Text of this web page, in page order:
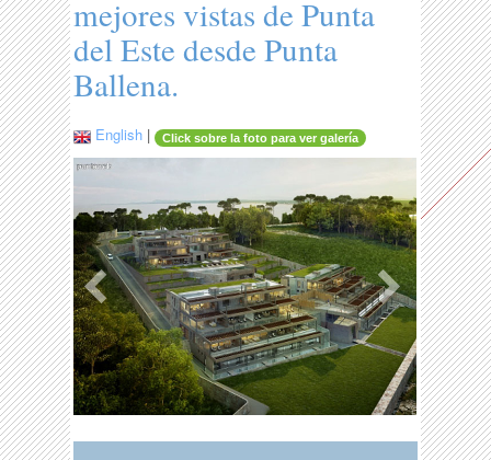
mejores vistas de Punta
del Este desde Punta
Ballena.
English | Click sobre la foto para ver galería